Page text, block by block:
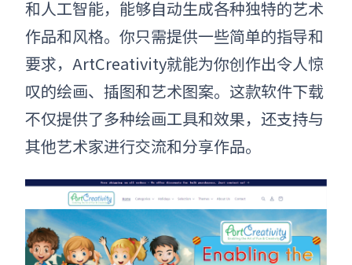
和人工智能，能够自动生成各种独特的艺术
作品和风格。你只需提供一些简单的指导和
要求，ArtCreativity就能为你创作出令人惊
叹的绘画、插图和艺术图案。这款软件下载
不仅提供了多种绘画工具和效果，还支持与
其他艺术家进行交流和分享作品。